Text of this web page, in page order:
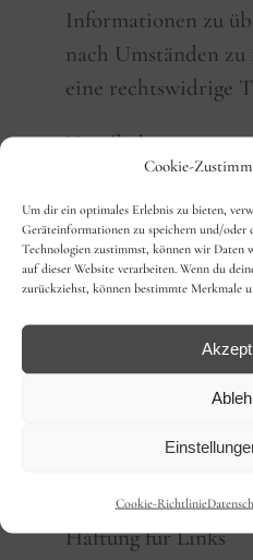
Cookie-
Um dir ein optimales Erlebnis zu bieten,
Geräteinformationen zu speichern und/oder
Technologien zustimmst, können wir Daten
auf dieser Website verarbeiten. Wenn du
zurückziehst, können bestimmte Merkmale
Cookie-Richtlinie
Informationen zu
nach Umständen
eine rechtswidrige
Verpflichtungen
Sperrung der
Informationen nach
Gesetzen bleiben
Eine
einer konkreten
möglich. Bei
werden wir diese
Haftung für Links